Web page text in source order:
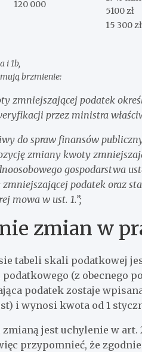
120 000
5100 zł
15 300
i 1b,
brzmienie:
zmniejszającej podatek
przez ministra
do spraw finansów
zmiany kwoty
gospodarstwa
podatek oraz
mowa w ust. 1.”;
zmian w
tabeli skali podatkowej
(z obecnego
podatek zostaje
i wynosi kwota od 1
jest uchylenie w art.
przypomnieć, że